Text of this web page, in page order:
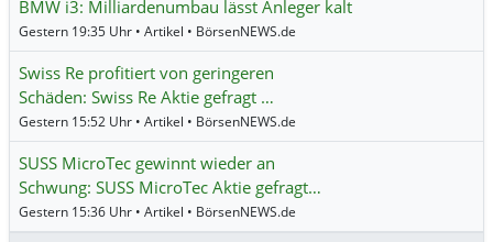
BMW i3: Milliardenumbau lässt Anleger kalt
Gestern 19:35 Uhr • Artikel • BörsenNEWS.de
Swiss Re profitiert von geringeren
Schäden: Swiss Re Aktie gefragt …
Gestern 15:52 Uhr • Artikel • BörsenNEWS.de
SUSS MicroTec gewinnt wieder an
Schwung: SUSS MicroTec Aktie gefragt…
Gestern 15:36 Uhr • Artikel • BörsenNEWS.de